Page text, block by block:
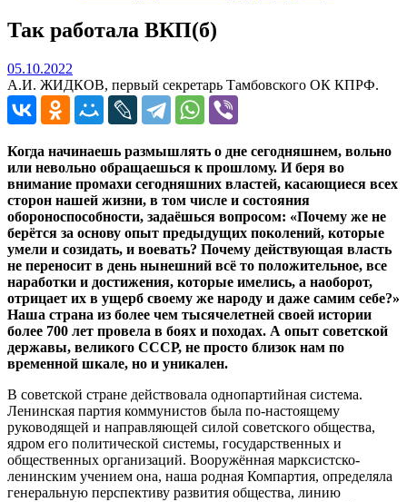
Так работала ВКП(б)
05.10.2022
А.И. ЖИДКОВ, первый секретарь Тамбовского ОК КПРФ.
Когда начинаешь размышлять о дне сегодняшнем, вольно
или невольно обращаешься к прошлому. И беря во
внимание промахи сегодняшних властей, касающиеся всех
сторон нашей жизни, в том числе и состояния
обороноспособности, задаёшься вопросом: «Почему же не
берётся за основу опыт предыдущих поколений, которые
умели и созидать, и воевать? Почему действующая власть
не переносит в день нынешний всё то положительное, все
наработки и достижения, которые имелись, а наоборот,
отрицает их в ущерб своему же народу и даже самим себе?»
Наша страна из более чем тысячелетней своей истории
более 700 лет провела в боях и походах. А опыт советской
державы, великого СССР, не просто близок нам по
временной шкале, но и уникален.
В советской стране действовала однопартийная система.
Ленинская партия коммунистов была по-настоящему
руководящей и направляющей силой советского общества,
ядром его политической системы, государственных и
общественных организаций. Вооружённая марксистско-
ленинским учением она, наша родная Компартия, определяла
генеральную перспективу развития общества, линию